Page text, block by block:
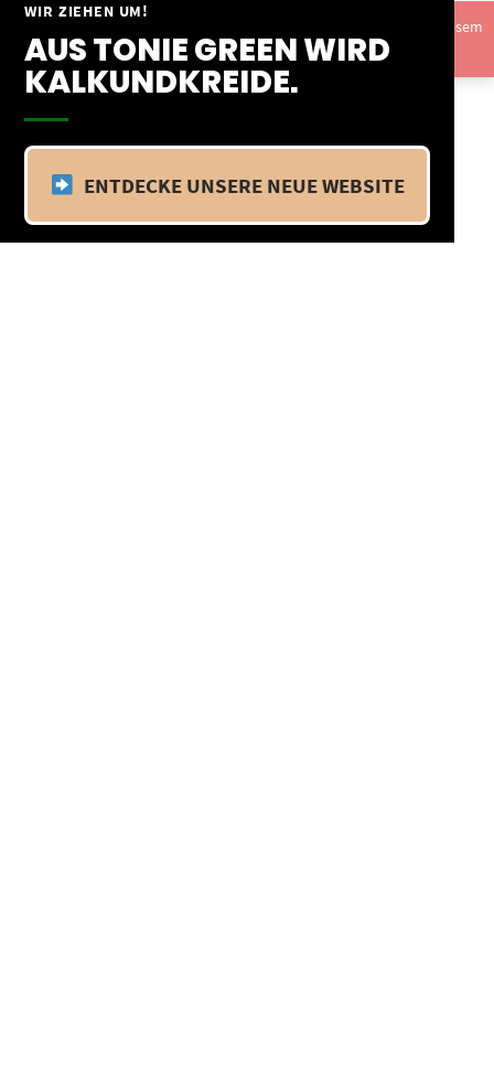
WIR ZIEHEN UM!
AUS TONIE GREEN WIRD
KALKUNDKREIDE.
ENTDECKE UNSERE NEUE WEBSITE
Springe
Inhalt
Vom 09.04.25 - 20.04.25 befinden wir uns im Betriebsurlaub. In diesem
Zeitraum findet kein Versand statt.Ausblenden